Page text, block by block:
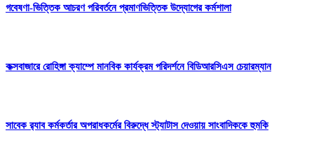
গবেষণা-ভিত্তিক আচরণ পরিবর্তনে প্রমাণভিত্তিক উদ্যোগের কর্মশালা
কক্সবাজারে রোহিঙ্গা ক্যাম্পে মানবিক কার্যক্রম পরিদর্শনে বিডিআরসিএস চেয়ারম্যান
সাবেক র‍্যাব কর্মকর্তার অপরাধকর্মের বিরুদ্ধে স্ট্যাটাস দেওয়ায় সাংবাদিককে হুমকি